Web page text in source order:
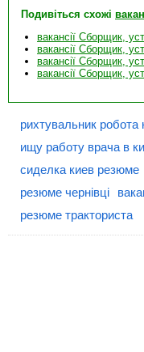
Подивіться схожі
вакансії Сборщик,
вакансії Сборщик,
вакансії Сборщик,
вакансії Сборщик,
рихтувальник робота
ищу работу врача в
сиделка киев резюме
резюме чернівці
резюме тракториста